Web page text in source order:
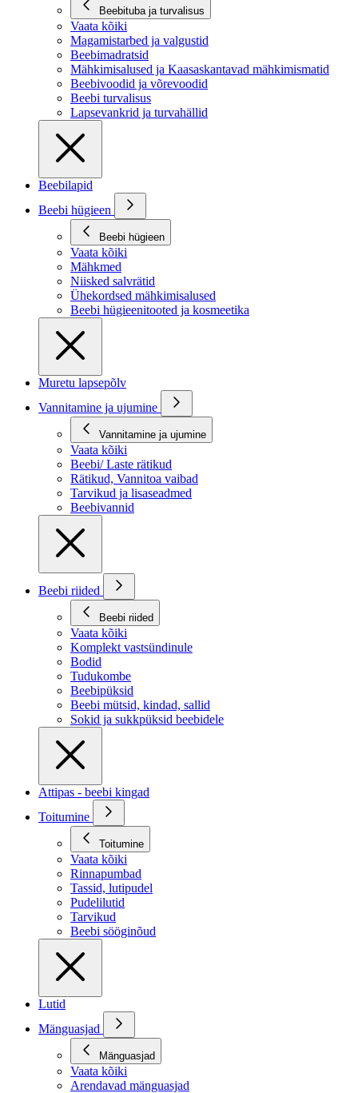
Beebituba ja turvalisus
Vaata kõiki
Magamistarbed ja valgustid
Beebimadratsid
Mähkimisalused ja Kaasaskantavad mähkimismatid
Beebivoodid ja võrevoodid
Beebi turvalisus
Lapsevankrid ja turvahällid
Beebilapid
Beebi hügieen
Beebi hügieen
Vaata kõiki
Mähkmed
Niisked salvrätid
Ühekordsed mähkimisalused
Beebi hügieenitooted ja kosmeetika
Muretu lapsepõlv
Vannitamine ja ujumine
Vannitamine ja ujumine
Vaata kõiki
Beebi/ Laste rätikud
Rätikud, Vannitoa vaibad
Tarvikud ja lisaseadmed
Beebivannid
Beebi riided
Beebi riided
Vaata kõiki
Komplekt vastsündinule
Bodid
Tudukombe
Beebipüksid
Beebi mütsid, kindad, sallid
Sokid ja sukkpüksid beebidele
Attipas - beebi kingad
Toitumine
Toitumine
Vaata kõiki
Rinnapumbad
Tassid, lutipudel
Pudelilutid
Tarvikud
Beebi sööginõud
Lutid
Mänguasjad
Mänguasjad
Vaata kõiki
Arendavad mänguasjad